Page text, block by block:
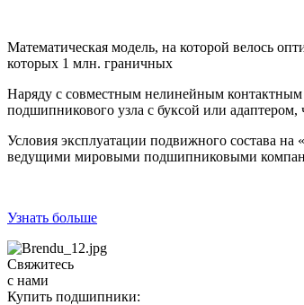
Математическая модель, на которой велось
которых 1 млн. граничных
Наряду с совместным нелинейным
подшипникового узла с буксой или адаптером,
Условия эксплуатации подвижного состава на
ведущими мировыми подшипниковыми
Узнать больше
Свяжитесь
с нами
Купить подшипники: